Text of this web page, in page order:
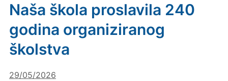
Naša škola proslavila 240
godina organiziranog
školstva
29/05/2026